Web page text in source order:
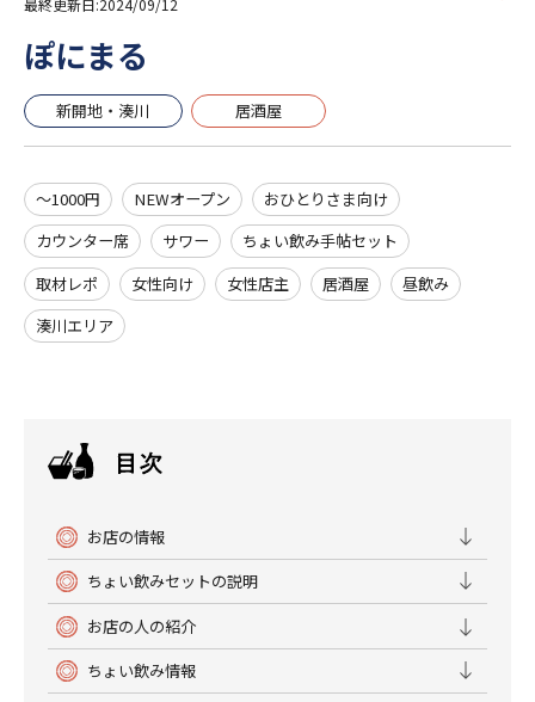
最終更新日:2024/09/12
ぽにまる
新開地・湊川 居酒屋
～1000円 NEWオープン
おひとりさま向け
カウンター席
サワー
ちょい飲み手帖セット
取材レポ
女性向け 女性店主 居酒屋
昼飲み
湊川エリア
お店の情報
ちょい飲みセットの説明
お店の人の紹介
ちょい飲み情報